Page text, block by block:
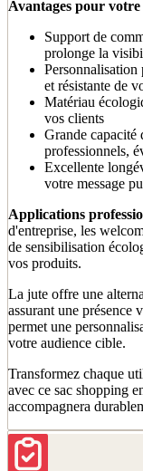
Avantages pour
Support de
prolonge la
et résistante de
Matériau
vos clients
Grande capacité
professionnels,
Excellente
votre message
Applications
d'entreprise, les
de sensibilisation
vos produits.
La jute offre une
assurant une présence
permet une
votre audience cible.
Transformez chaque
avec ce sac shopping
accompagnera